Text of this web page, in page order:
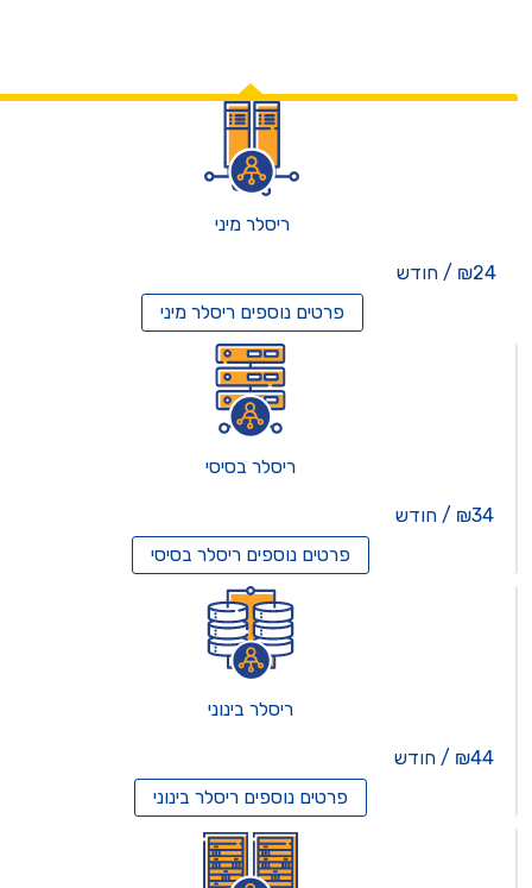
ריסלר מיני
₪24 / חודש
פרטים נוספיםריסלר מיני
ריסלר בסיסי
₪34 / חודש
פרטים נוספיםריסלר בסיסי
ריסלר בינוני
₪44 / חודש
פרטים נוספיםריסלר בינוני